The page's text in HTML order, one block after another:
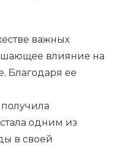
важных
влияние на
Благодаря ее
одним из
в своей